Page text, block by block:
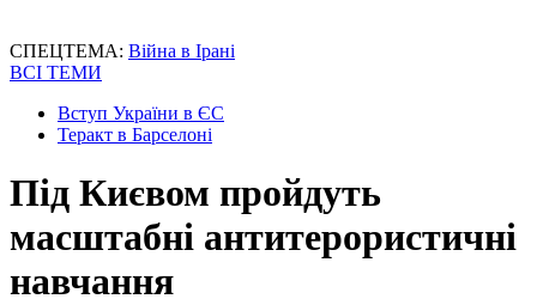
СПЕЦТЕМА: Війна в Ірані
ВСІ ТЕМИ
Вступ України в ЄС
Теракт в Барселоні
Під Києвом пройдуть
масштабні антитерористичні
навчання